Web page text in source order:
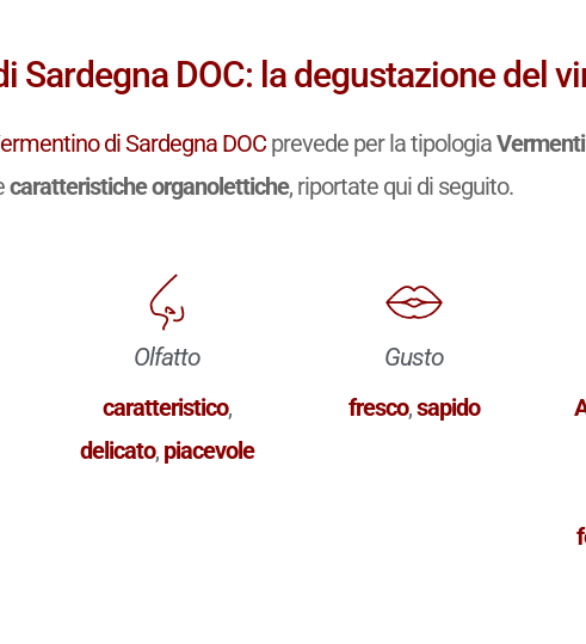
Sardegna DOC: la degustazione del
di Sardegna DOC prevede per la tipologia
caratteristiche organolettiche, riportate qui di seguito.
Olfatto
caratteristico,
delicato, piacevole
Gusto
fresco,sapido